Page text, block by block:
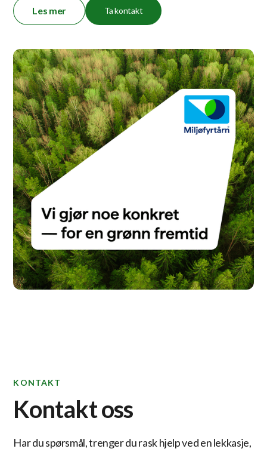
Les mer Ta kontakt
KONTAKT
Kontakt oss
Har du spørsmål, trenger du rask hjelp ved en lekkasje,